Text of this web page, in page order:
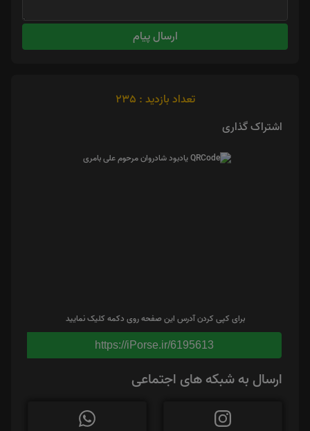
ارسال پیام
تعداد بازدید : 235
اشتراک گذاری
برای کپی کردن آدرس این صفحه روی دکمه کلیک نمایید
https://iPorse.ir/6195613
ارسال به شبکه های اجتماعی